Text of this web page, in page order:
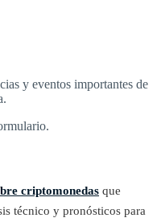
y eventos importantes de
criptomonedas que
técnico y pronósticos para